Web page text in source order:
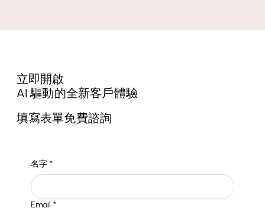
名字 *
Email *
立即開啟
AI 驅動的全新客戶體驗
填寫表單免費諮詢